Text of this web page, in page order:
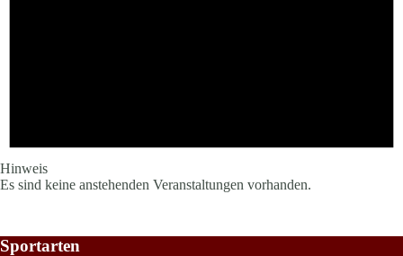
Hinweis
Es sind keine anstehenden Veranstaltungen vorhanden.
Sportarten